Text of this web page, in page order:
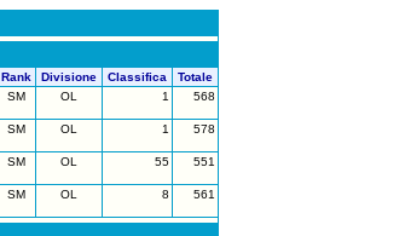
Rank Divisione Classifica
Totale
SM OL 1 568
SM OL 1 578
SM OL 55 551
SM OL 8 561